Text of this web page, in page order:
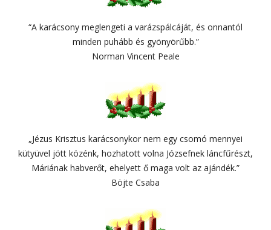
“A karácsony meglengeti a varázspálcáját, és onnantól
minden puhább és gyönyörűbb.”
Norman Vincent Peale
„Jézus Krisztus karácsonykor nem egy csomó mennyei
kütyüvel jött közénk, hozhatott volna Józsefnek láncfűrészt,
Máriának habverőt, ehelyett ő maga volt az ajándék.”
Böjte Csaba